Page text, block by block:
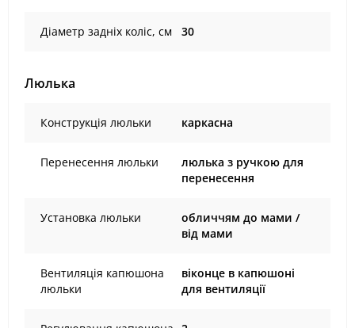
Діаметр задніх коліс, см 30
Люлька
Конструкція люльки каркасна
Перенесення люльки
люлька з ручкою для
перенесення
Установка люльки
обличчям до мами /
від мами
Вентиляція капюшона
люльки
віконце в капюшоні
для вентиляції